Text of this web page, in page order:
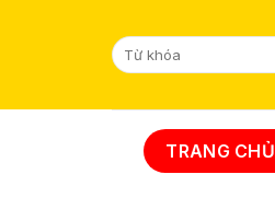
Tìm
kiếm:
TRANG CHỦ